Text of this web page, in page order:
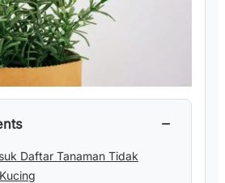
−
Daftar Tanaman Tidak